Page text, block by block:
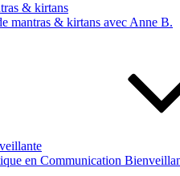
& kirtans
mantras & kirtans avec Anne B.
en Communication